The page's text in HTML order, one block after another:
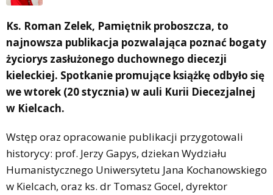
Ks. Roman Zelek, Pamiętnik proboszcza, to
najnowsza publikacja pozwalająca poznać bogaty
życiorys zasłużonego duchownego diecezji
kieleckiej. Spotkanie promujące książkę odbyło się
we wtorek (20 stycznia) w auli Kurii Diecezjalnej
w Kielcach.
Wstęp oraz opracowanie publikacji przygotowali
historycy: prof. Jerzy Gapys, dziekan Wydziału
Humanistycznego Uniwersytetu Jana Kochanowskiego
w Kielcach, oraz ks. dr Tomasz Gocel, dyrektor